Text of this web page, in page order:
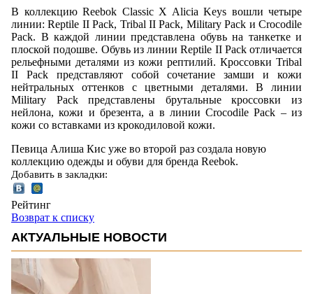
В коллекцию Reebok Classic X Alicia Keys вошли четыре
линии: Reptile II Pack, Tribal II Pack, Military Pack и Crocodile
Pack. В каждой линии представлена обувь на танкетке и
плоской подошве. Обувь из линии Reptile II Pack отличается
рельефными деталями из кожи рептилий. Кроссовки Tribal
II Pack представляют собой сочетание замши и кожи
нейтральных оттенков с цветными деталями. В линии
Military Pack представлены брутальные кроссовки из
нейлона, кожи и брезента, а в линии Crocodile Pack – из
кожи со вставками из крокодиловой кожи.
Певица Алиша Кис уже во второй раз создала новую
коллекцию одежды и обуви для бренда Reebok.
Добавить в закладки:
Рейтинг
Возврат к списку
АКТУАЛЬНЫЕ НОВОСТИ